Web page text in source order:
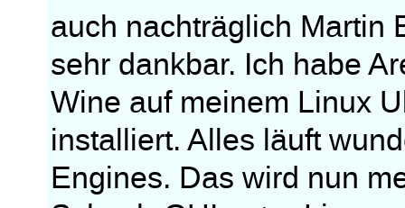
auch nachträglich Martin
sehr dankbar. Ich habe
Wine auf meinem Linux
installiert. Alles läuft
Engines. Das wird nun